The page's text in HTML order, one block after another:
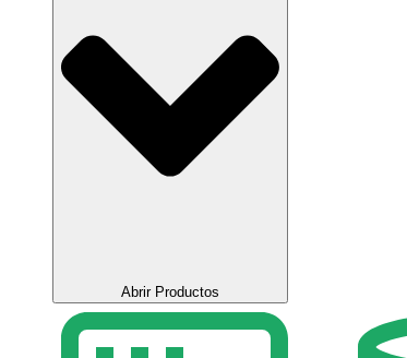
Abrir Productos